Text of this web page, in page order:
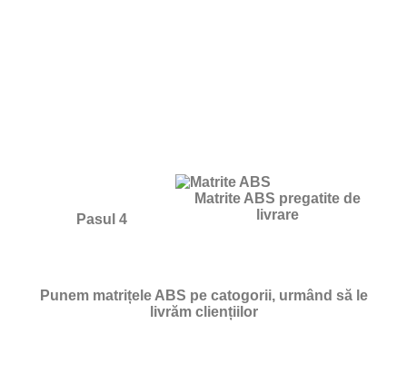
Matrite ABS pregatite de
livrare
Pasul 4
Punem matrițele ABS pe catogorii, urmând să le
livrăm cliențiilor